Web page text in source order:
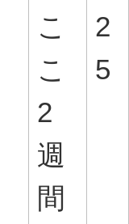
こ
こ
2
週
間
2
5